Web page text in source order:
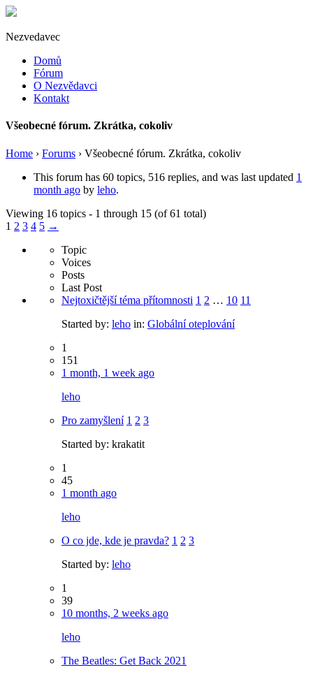
Nezvedavec
Domů
Fórum
O Nezvědavci
Kontakt
Všeobecné fórum. Zkrátka, cokoliv
Home › Forums › Všeobecné fórum. Zkrátka, cokoliv
This forum has 60 topics, 516 replies, and was last updated 1
month ago by leho.
Viewing 16 topics - 1 through 15 (of 61 total)
1 2 3 4 5 →
Topic
Voices
Posts
Last Post
Nejtoxičtější téma přítomnosti 1 2 … 10 11
Started by: leho in: Globální oteplování
1
151
1 month, 1 week ago
leho
Pro zamyšlení 1 2 3
Started by: krakatit
1
45
1 month ago
leho
O co jde, kde je pravda? 1 2 3
Started by: leho
1
39
10 months, 2 weeks ago
leho
The Beatles: Get Back 2021